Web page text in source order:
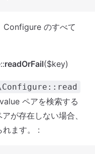
Configure のすべて
readOrFail($key)
ペアを検索する
が存在しない場合、
れます。 :